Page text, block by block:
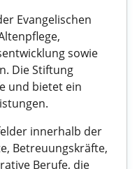
Evangelischen
sowie
Die Stiftung
und bietet ein
innerhalb der
Betreuungskräfte,
Berufe, die